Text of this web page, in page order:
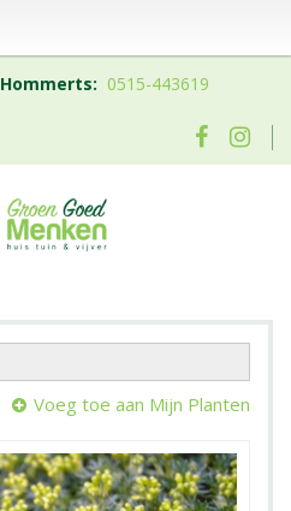
Hommerts: 0515-443619
Voeg toe aan Mijn Planten